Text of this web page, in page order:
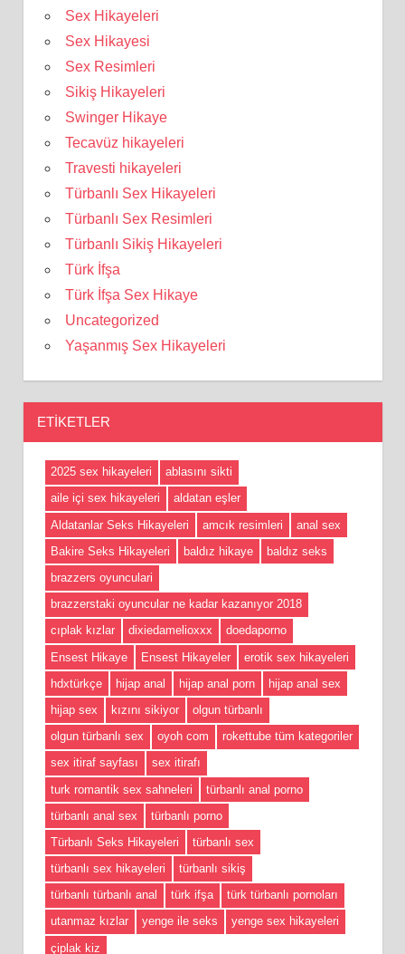
Sex Hikayeleri
Sex Hikayesi
Sex Resimleri
Sikiş Hikayeleri
Swinger Hikaye
Tecavüz hikayeleri
Travesti hikayeleri
Türbanlı Sex Hikayeleri
Türbanlı Sex Resimleri
Türbanlı Sikiş Hikayeleri
Türk İfşa
Türk İfşa Sex Hikaye
Uncategorized
Yaşanmış Sex Hikayeleri
ETIKETLER
2025 sex hikayeleri
ablasını sikti
aile içi sex hikayeleri
aldatan eşler
Aldatanlar Seks Hikayeleri
amcık resimleri
anal sex
Bakire Seks Hikayeleri
baldız hikaye
baldız seks
brazzers oyunculari
brazzerstaki oyuncular ne kadar kazanıyor 2018
cıplak kızlar
dixiedamelioxxx
doedaporno
Ensest Hikaye
Ensest Hikayeler
erotik sex hikayeleri
hdxtürkçe
hijap anal hijap anal porn
hijap anal sex
hijap sex
kızını sikiyor
olgun türbanlı
olgun türbanlı sex
oyoh com
rokettube tüm kategoriler
sex itiraf sayfası
sex itirafı
turk romantik sex sahneleri
türbanlı anal porno
türbanlı anal sex
türbanlı porno
Türbanlı Seks Hikayeleri
türbanlı sex
türbanlı sex hikayeleri
türbanlı sikiş
türbanlı türbanlı anal
türk ifşa
türk türbanlı pornoları
utanmaz kızlar
yenge ile seks
yenge sex hikayeleri
çiplak kiz